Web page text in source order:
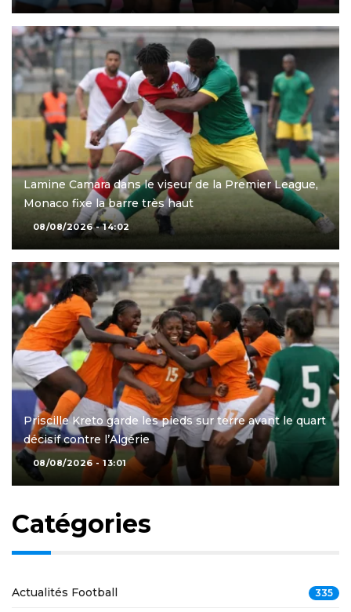
Lamine Camara dans le viseur de la Premier League,
Monaco fixe la barre très haut
08/08/2026 - 14:02
Priscille Kreto garde les pieds sur terre avant le quart
décisif contre l’Algérie
08/08/2026 - 13:01
Catégories
Actualités Football 335